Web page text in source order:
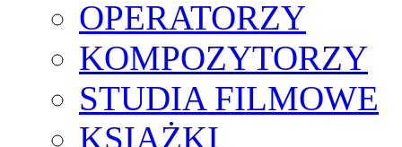
OPERATORZY
KOMPOZYTORZY
STUDIA FILMOWE
KSIĄŻKI